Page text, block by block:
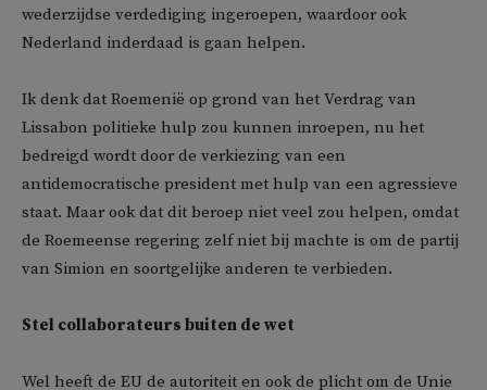
wederzijdse verdediging ingeroepen, waardoor ook
Nederland inderdaad is gaan helpen.
Ik denk dat Roemenië op grond van het Verdrag van
Lissabon politieke hulp zou kunnen inroepen, nu het
bedreigd wordt door de verkiezing van een
antidemocratische president met hulp van een agressieve
staat. Maar ook dat dit beroep niet veel zou helpen, omdat
de Roemeense regering zelf niet bij machte is om de partij
van Simion en soortgelijke anderen te verbieden.
Stel collaborateurs buiten de wet
Wel heeft de EU de autoriteit en ook de plicht om de Unie